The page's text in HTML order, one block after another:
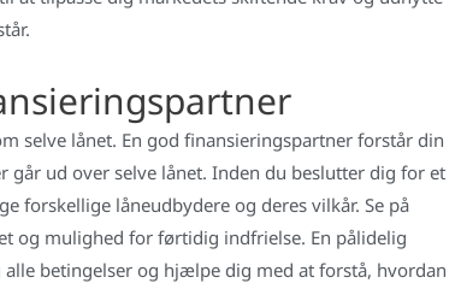
selve lånet. En god finansieringspartner forstår din
går ud over selve lånet. Inden du beslutter dig for et
forskellige låneudbydere og deres vilkår. Se på
og mulighed for førtidig indfrielse. En pålidelig
betingelser og hjælpe dig med at forstå, hvordan